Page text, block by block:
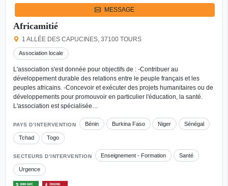
MESSAGE
Africamitié
1 ALLÉE DES CAPUCINES, 37100 TOURS
Association locale
L'association s'est donnée pour objectifs de : -Contribuer au
développement durable des relations entre le peuple français et les
peuples africains. -Concevoir et exécuter des projets humanitaires ou de
développements pour promouvoir en particulier l'éducation, la santé.
L'association est spécialisée…
PAYS D’INTERVENTION Bénin Burkina Faso Niger Sénégal
Tchad Togo
SECTEURS D’INTERVENTION Enseignement - Formation Santé
Urgence